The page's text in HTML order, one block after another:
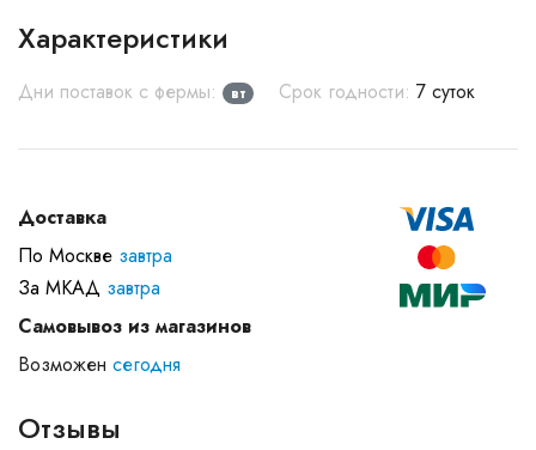
Характеристики
Дни поставок с фермы: вт Срок годности: 7 суток
Доставка
По Москве завтра
За МКАД завтра
Самовывоз из магазинов
Возможен сегодня
Отзывы